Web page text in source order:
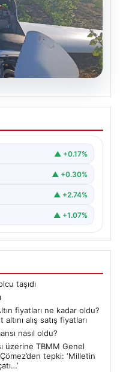
yaralandı
▲ +0.17%
▲ +0.30%
▲ +2.74%
▲ +1.07%
taşıdı
fiyatları ne kadar oldu?
alış satış fiyatları
nasıl oldu?
üzerine TBMM Genel
tepki: ‘Milletin